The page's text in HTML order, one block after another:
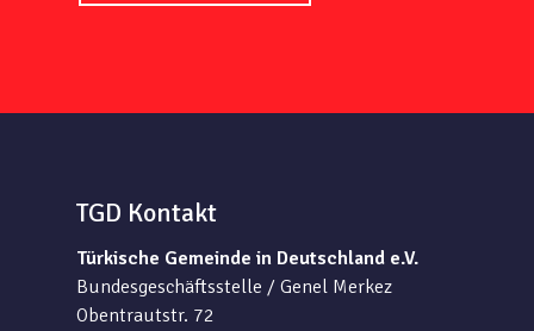
TGD Kontakt
Türkische Gemeinde in Deutschland e.V.
Bundesgeschäftsstelle / Genel Merkez
Obentrautstr. 72